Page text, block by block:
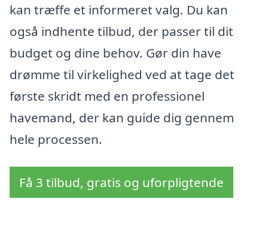
kan træffe et informeret valg. Du kan
også indhente tilbud, der passer til dit
budget og dine behov. Gør din have
drømme til virkelighed ved at tage det
første skridt med en professionel
havemand, der kan guide dig gennem
hele processen.
Få 3 tilbud, gratis og uforpligtende